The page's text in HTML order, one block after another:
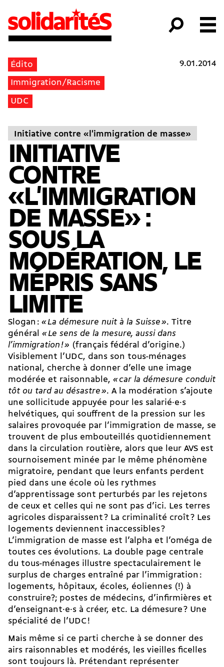
Édito
Immigration/Racisme
UDC
9.01.2014
Initiative contre «l'immigration de masse»
INITIATIVE
CONTRE
«L'IMMIGRATION
DE MASSE» :
SOUS LA
MODÉRATION, LE
MÉPRIS SANS
LIMITE
Slogan : «La démesure nuit à la Suisse». Titre
général «Le sens de la mesure, aussi dans
l’immigration!» (français fédéral d’origine.)
Visiblement l’UDC, dans son tous-ménages
national, cherche à donner d’elle une image
modérée et raisonnable, «car la démesure conduit
tôt ou tard au désastre». A la modération s’ajoute
une sollicitude appuyée pour les sa­la­rié·e·s
helvétiques, qui souffrent de la pression sur les
salaires provoquée par l’immigration de masse, se
trouvent de plus embouteillés quotidiennement
dans la circulation routière, alors que leur AVS est
sournoisement minée par le même phénomène
migratoire, pendant que leurs enfants perdent
pied dans une école où les rythmes
d’apprentissage sont perturbés par les rejetons
de ceux et celles qui ne sont pas d’ici. Les terres
agricoles disparaissent ? La criminalité croît ? Les
logements deviennent inaccessibles ?
L’immigration de masse est l’alpha et l’oméga de
toutes ces évolutions. La double page centrale
du tous-ménages illustre spectaculairement le
surplus de charges entraîné par l’immigration :
logements, hôpitaux, écoles, éoliennes (!) à
construire?; postes de médecins, d’infirmières et
d’en­seignant·e·s à créer, etc. La démesure ? Une
spécialité de l’UDC !
Mais même si ce parti cherche à se donner des
airs raisonnables et modérés, les vieilles ficelles
sont toujours là. Prétendant représenter